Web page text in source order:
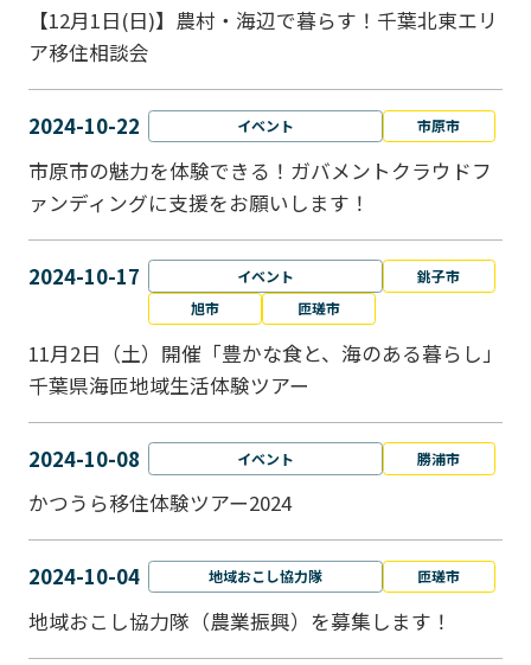
【12月1日(日)】農村・海辺で暮らす！千葉北東エリ
ア移住相談会
2024-10-22 イベント 市原市
市原市の魅力を体験できる！ガバメントクラウドフ
ァンディングに支援をお願いします！
2024-10-17 イベント
銚子市
旭市
匝瑳市
11月2日（土）開催「豊かな食と、海のある暮らし」
千葉県海匝地域生活体験ツアー
2024-10-08 イベント 勝浦市
かつうら移住体験ツアー2024
2024-10-04 地域おこし協力隊 匝瑳市
地域おこし協⼒隊（農業振興）を募集します！